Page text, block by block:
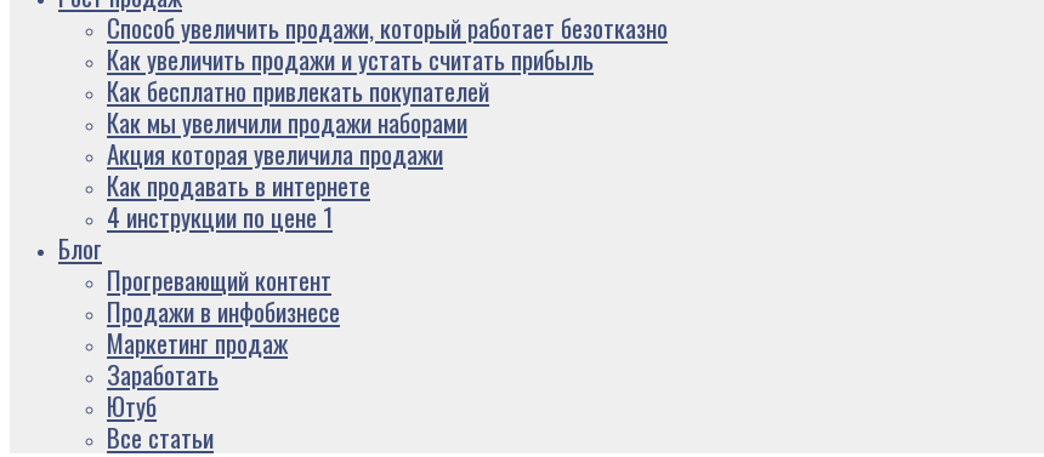
Способ увеличить продажи, который работает безотказно
Как увеличить продажи и устать считать прибыль
Как бесплатно привлекать покупателей
Как мы увеличили продажи наборами
Акция которая увеличила продажи
Как продавать в интернете
4 инструкции по цене 1
Блог
Прогревающий контент
Продажи в инфобизнесе
Маркетинг продаж
Заработать
Ютуб
Все статьи